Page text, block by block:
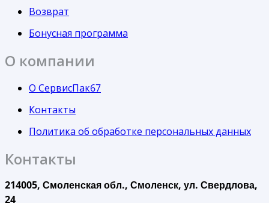
Возврат
Бонусная программа
О компании
О СервисПак67
Контакты
Политика об обработке персональных данных
Контакты
214005, Смоленская обл., Смоленск, ул. Свердлова,
24